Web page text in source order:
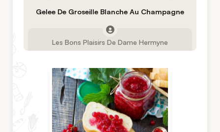
Gelee De Groseille Blanche Au Champagne
Les Bons Plaisirs De Dame Hermyne